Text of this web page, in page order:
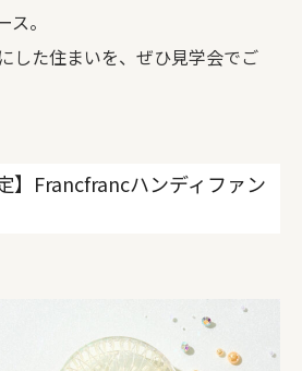
。
した住まいを、ぜひ見学会でご
】Francfrancハンディファン